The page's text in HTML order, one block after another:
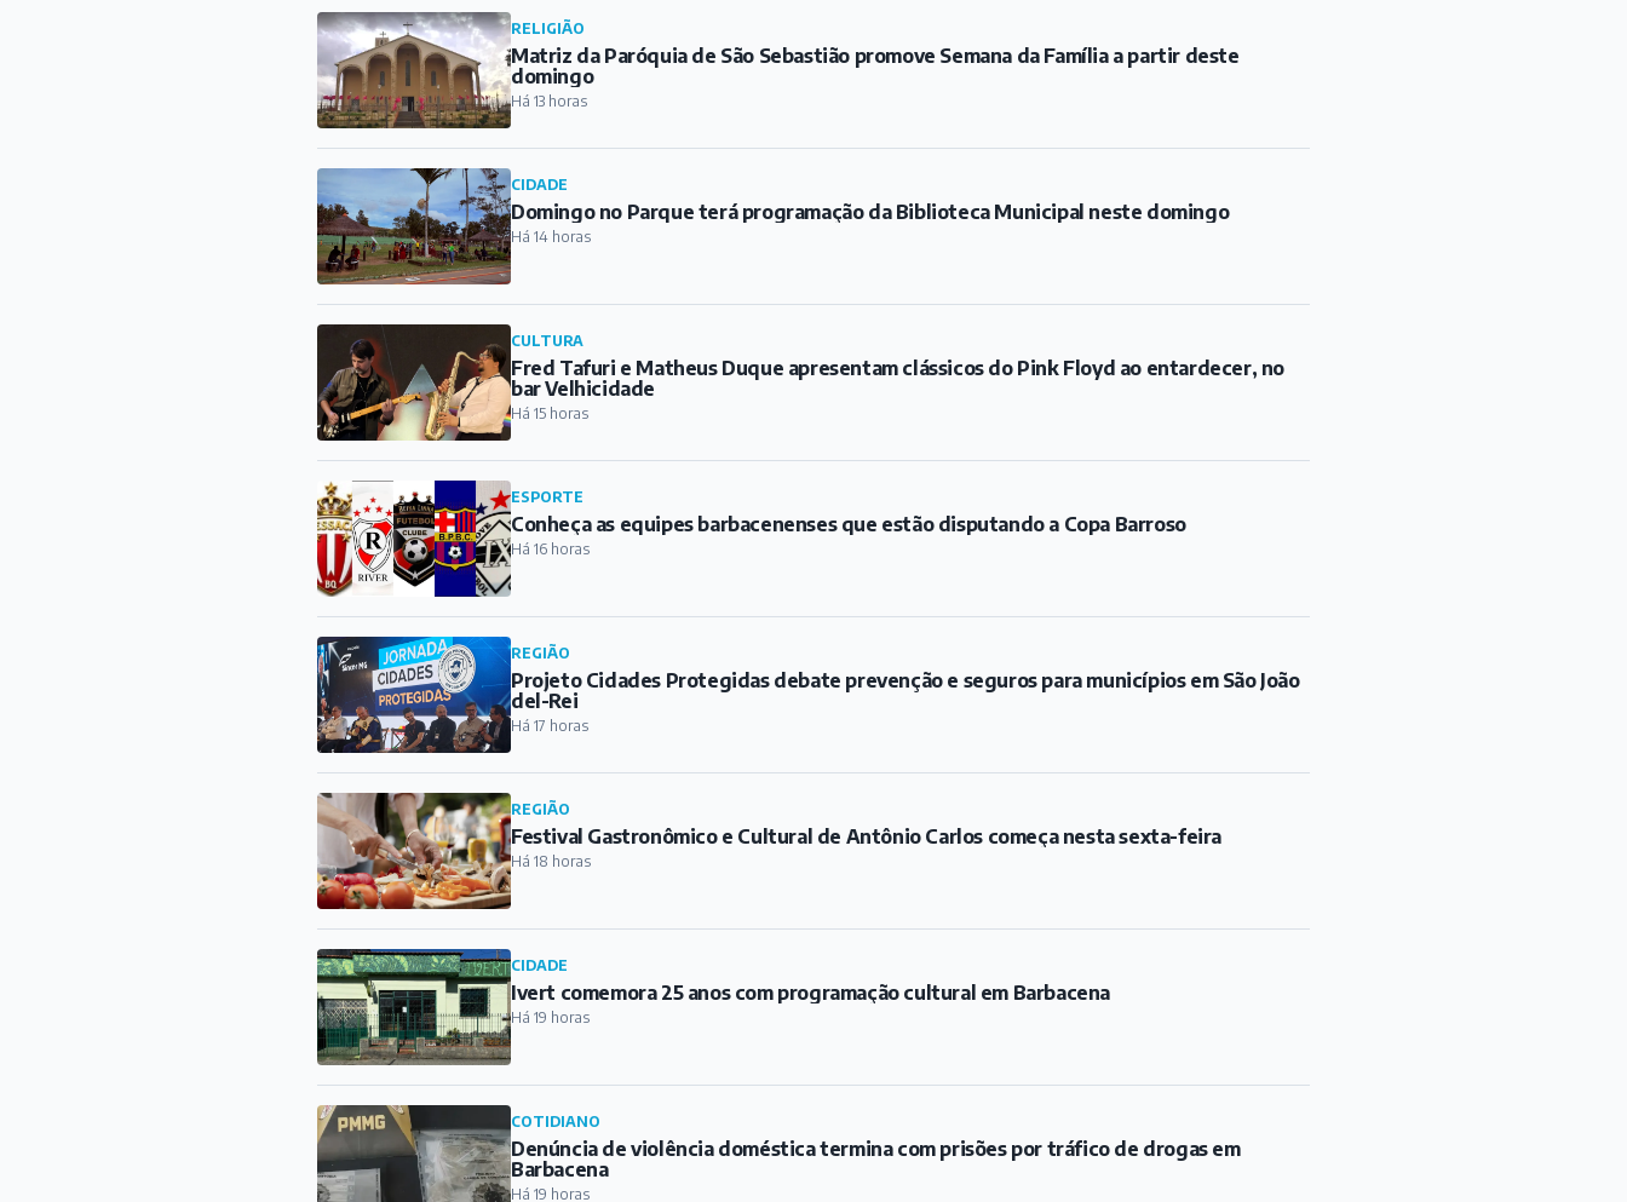
RELIGIÃO
Matriz da Paróquia de São Sebastião promove Semana da Família a partir deste
domingo
Há 13 horas
CIDADE
Domingo no Parque terá programação da Biblioteca Municipal neste domingo
Há 14 horas
CULTURA
Fred Tafuri e Matheus Duque apresentam clássicos do Pink Floyd ao entardecer, no
bar Velhicidade
Há 15 horas
ESPORTE
Conheça as equipes barbacenenses que estão disputando a Copa Barroso
Há 16 horas
REGIÃO
Projeto Cidades Protegidas debate prevenção e seguros para municípios em São João
del-Rei
Há 17 horas
REGIÃO
Festival Gastronômico e Cultural de Antônio Carlos começa nesta sexta-feira
Há 18 horas
CIDADE
Ivert comemora 25 anos com programação cultural em Barbacena
Há 19 horas
COTIDIANO
Denúncia de violência doméstica termina com prisões por tráfico de drogas em
Barbacena
Há 19 horas